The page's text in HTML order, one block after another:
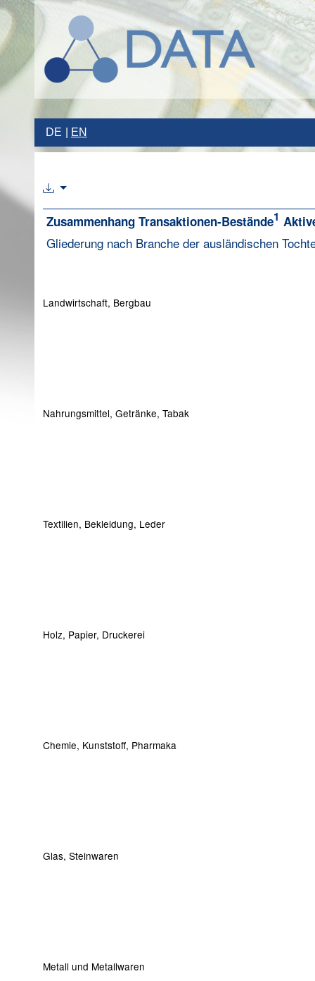
DE EN
Zusammenhang Transaktionen-Bestände1
Gliederung nach Branche der ausländischen
Landwirtschaft, Bergbau
Nahrungsmittel, Getränke, Tabak
Textilien, Bekleidung, Leder
Holz, Papier, Druckerei
Chemie, Kunststoff, Pharmaka
Glas, Steinwaren
Metall und Metallwaren